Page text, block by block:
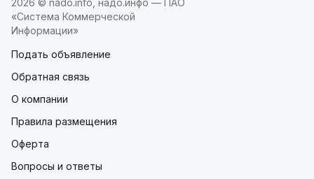
2026 © nado.info, надо.инфо — ПАО
«Система Коммерческой
Информации»
Подать объявление
Обратная связь
О компании
Правила размещения
Оферта
Вопросы и ответы